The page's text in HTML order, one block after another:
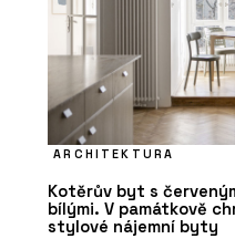
ARCHITEKTURA
Kotěrův byt s
bílými. V památkově
stylové nájemní byty